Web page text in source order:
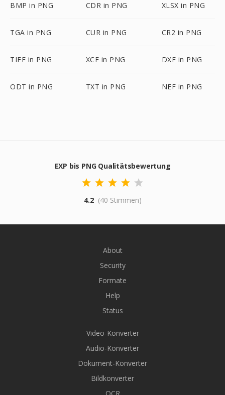
BMP in PNG CDR in PNG XLSX in PNG
TGA in PNG CUR in PNG CR2 in PNG
TIFF in PNG XCF in PNG DXF in PNG
ODT in PNG TXT in PNG NEF in PNG
EXP bis PNG Qualitätsbewertung
4.2 (40 Stimmen)
About
Security
Formate
Help
Status
Video-Konverter
Audio-Konverter
Dokument-Konverter
Bildkonverter